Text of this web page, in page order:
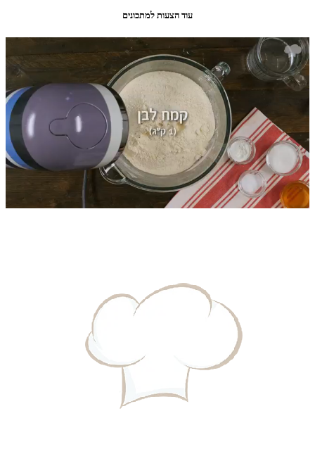
עוד הצעות למתכונים